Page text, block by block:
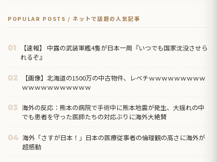
POPULAR POSTS / ネットで話題の人気記事
01
【速報】 中露の武装軍艦4隻が日本一周『いつでも国家沈没させら
れるぞ』
02
【画像】北海道の1500万の中古物件、レベチｗｗｗｗｗｗｗｗｗ
ｗｗｗｗｗｗｗｗｗｗｗ
03 海外の反応：熊本の病院で手術中に熊本地震が発生、大揺れの中
でも患者を守った医師たちの対応ぶりに海外大絶賛
04 海外「さすが日本！」日本の医療従事者の倫理観の高さに海外が
超感動